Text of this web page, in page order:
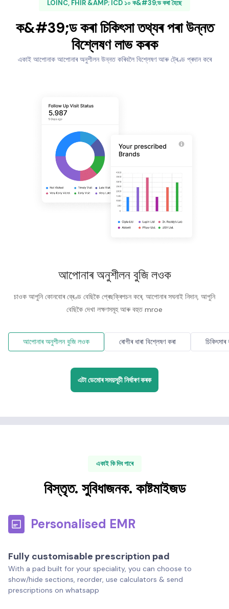
LOINC, FHIR &AMP; ICD ১০ ক&#39;ড কৰা হৈছে
ক&#39;ড কৰা চিকিৎসা তথ্যৰ পৰা উন্নত
বিশ্লেষণ লাভ কৰক
একাই আপোনাক আপোনাৰ অনুশীলন উন্নত কৰিবলৈ বিশ্লেষণ আৰু ট্ৰেণ্ড প্ৰদান কৰে
আপোনাৰ অনুশীলন বুজি লওক
চাওক আপুনি কোনবোৰ ব্ৰেণ্ড বেছিকৈ প্ৰেছক্ৰিপচন কৰে, আপোনাৰ সঘনাই নিদান, আপুনি
বেছিকৈ দেখা লক্ষণসমূহ আৰু বহুত mroe
আপোনাৰ অনুশীলন বুজি লওক ৰোগীৰ ধাৰা বিশ্লেষণ কৰা চিকিৎসাৰ
এটা ডেমোৰ সময়সূচী নিৰ্ধাৰণ কৰক
একাই কি দিব পাৰে
বিস্তৃত. সুবিধাজনক. কাষ্টমাইজড
Personalised EMR
Fully customisable prescription pad
With a pad built for your speciality, you can choose to
show/hide sections, reorder, use calculators & send
prescriptions on whatsapp